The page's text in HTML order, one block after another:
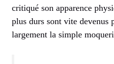
critiqué son apparence
plus durs sont vite devenus
largement la simple